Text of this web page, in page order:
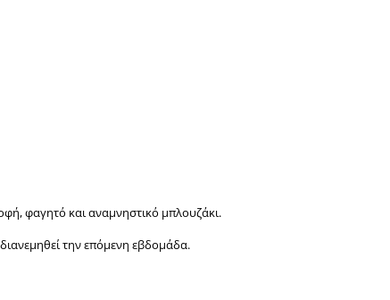
φαγητό και αναμνηστικό μπλουζάκι.
την επόμενη εβδομάδα.